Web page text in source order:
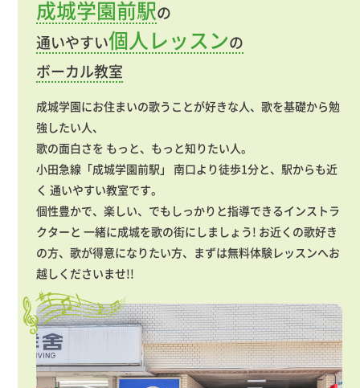
成城学園前駅の
通いやすい個人レッスンの
ボーカル教室
成城学園にお住まいの歌うことが好きな人、歌を基礎から勉
強したい人、
歌の面白さを もっと、もっと知りたい人。
小田急線「成城学園前駅」 南口より徒歩1分と、駅からも近
く 通いやすい教室です。
個性豊かで、楽しい、でもしっかりと指導できるインストラ
クターと 一緒に成城を歌の街にしましょう! お近くの歌好き
の方、歌が得意になりたい方、まずは無料体験レッスンへお
越しくださいませ!!